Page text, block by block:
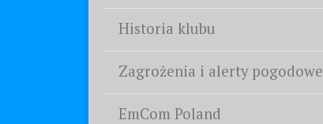
Historia klubu
Zagrożenia i alerty pogodowe
EmCom Poland